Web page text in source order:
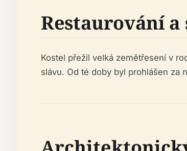
Restaurování
Kostel přežil velká zemětřesení v
slávu. Od té doby byl prohlášen za